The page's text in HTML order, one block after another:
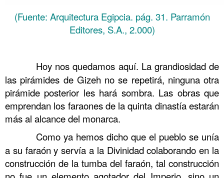
(Fuente: Arquitectura Egipcia. pág. 31. Parramón
Editores, S.A., 2.000)
Hoy nos quedamos aquí. La grandiosidad de
las pirámides de Gizeh no se repetirá, ninguna otra
pirámide posterior les hará sombra. Las obras que
emprendan los faraones de la quinta dinastía estarán
más al alcance del monarca.
Como ya hemos dicho que el pueblo se unía
a su faraón y servía a la Divinidad colaborando en la
construcción de la tumba del faraón, tal construcción